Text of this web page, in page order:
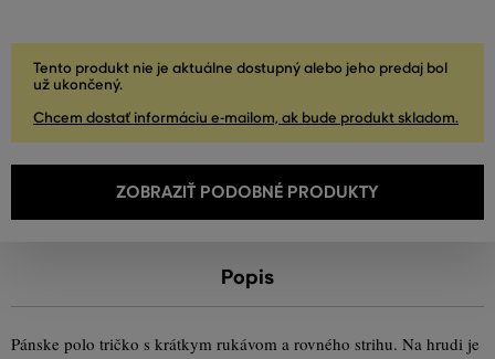
Tento produkt nie je aktuálne dostupný alebo jeho predaj bol
už ukončený.
Chcem dostať informáciu e-mailom, ak bude produkt skladom.
ZOBRAZIŤ PODOBNÉ PRODUKTY
Popis
Pánske polo tričko s krátkym rukávom a rovného strihu. Na hrudi je